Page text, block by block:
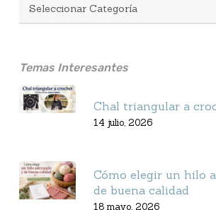
Temas Interesantes
Chal triangular a
14 julio, 2026
Cómo elegir un hilo
de buena calidad
18 mayo, 2026